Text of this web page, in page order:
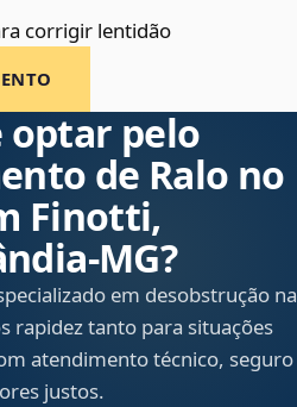
corrigir lentidão
optar pelo
de Ralo no
Finotti,
em desobstrução na
rapidez tanto para situações
atendimento técnico, seguro
justos.